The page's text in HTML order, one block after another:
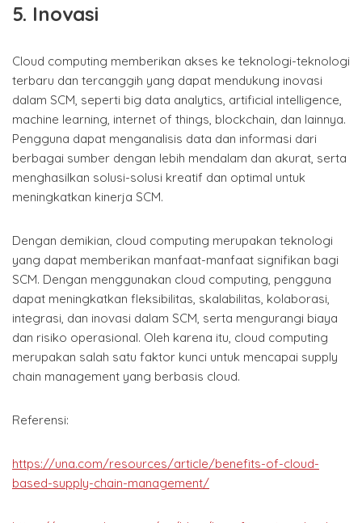
5. Inovasi
Cloud computing memberikan akses ke teknologi-teknologi
terbaru dan tercanggih yang dapat mendukung inovasi
dalam SCM, seperti big data analytics, artificial intelligence,
machine learning, internet of things, blockchain, dan lainnya.
Pengguna dapat menganalisis data dan informasi dari
berbagai sumber dengan lebih mendalam dan akurat, serta
menghasilkan solusi-solusi kreatif dan optimal untuk
meningkatkan kinerja SCM.
Dengan demikian, cloud computing merupakan teknologi
yang dapat memberikan manfaat-manfaat signifikan bagi
SCM. Dengan menggunakan cloud computing, pengguna
dapat meningkatkan fleksibilitas, skalabilitas, kolaborasi,
integrasi, dan inovasi dalam SCM, serta mengurangi biaya
dan risiko operasional. Oleh karena itu, cloud computing
merupakan salah satu faktor kunci untuk mencapai supply
chain management yang berbasis cloud.
Referensi:
https://una.com/resources/article/benefits-of-cloud-
based-supply-chain-management/